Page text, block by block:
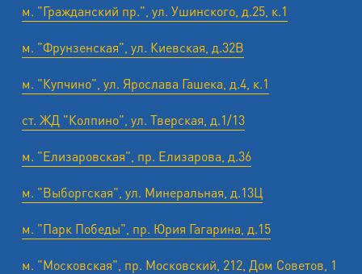
м. "Гражданский пр.", ул. Ушинского, д.25, к.1
м. "Фрунзенская", ул. Киевская, д.32В
м. "Купчино", ул. Ярослава Гашека, д.4, к.1
ст. ЖД "Колпино", ул. Тверская, д.1/13
м. "Елизаровская", пр. Елизарова, д.36
м. "Выборгская", ул. Минеральная, д.13Ц
м. "Парк Победы", пр. Юрия Гагарина, д.15
м. "Московская", пр. Московский, 212, Дом Советов, 1